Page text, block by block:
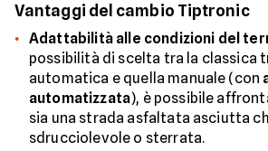
Vantaggi del cambio Tiptronic
Adattabilità alle condizioni del
possibilità di scelta tra la classica
automatica e quella manuale (con
automatizzata), è possibile
sia una strada asfaltata asciutta
sdrucciolevole o sterrata.